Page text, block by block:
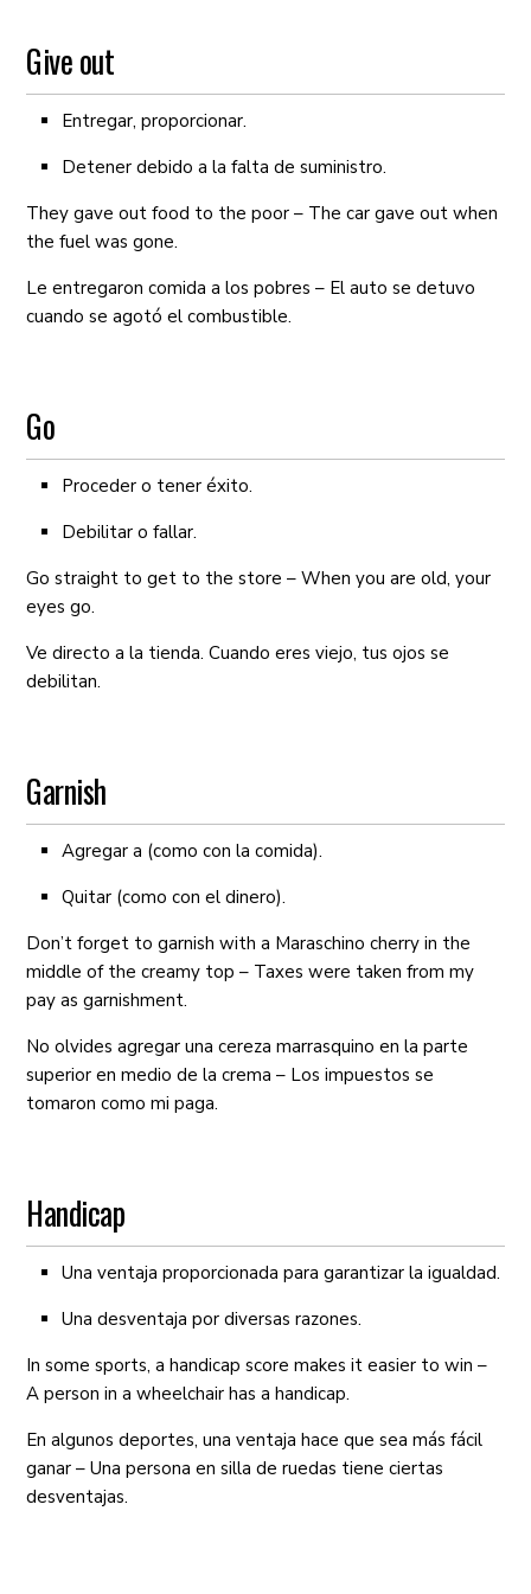
Give out
Entregar, proporcionar.
Detener debido a la falta de suministro.
They gave out food to the poor – The car gave out when
the fuel was gone.
Le entregaron comida a los pobres – El auto se detuvo
cuando se agotó el combustible.
Go
Proceder o tener éxito.
Debilitar o fallar.
Go straight to get to the store – When you are old, your
eyes go.
Ve directo a la tienda. Cuando eres viejo, tus ojos se
debilitan.
Garnish
Agregar a (como con la comida).
Quitar (como con el dinero).
Don’t forget to garnish with a Maraschino cherry in the
middle of the creamy top – Taxes were taken from my
pay as garnishment.
No olvides agregar una cereza marrasquino en la parte
superior en medio de la crema – Los impuestos se
tomaron como mi paga.
Handicap
Una ventaja proporcionada para garantizar la igualdad.
Una desventaja por diversas razones.
In some sports, a handicap score makes it easier to win –
A person in a wheelchair has a handicap.
En algunos deportes, una ventaja hace que sea más fácil
ganar – Una persona en silla de ruedas tiene ciertas
desventajas.